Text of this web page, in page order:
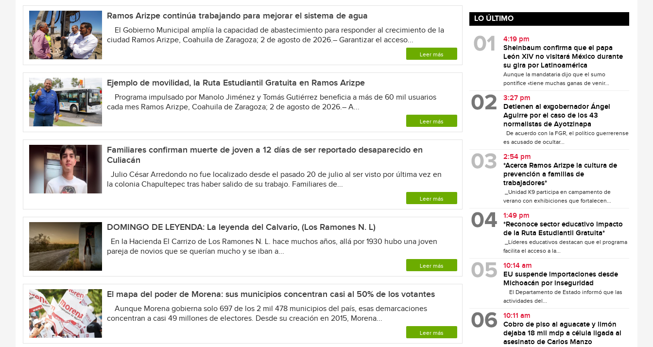
Ramos Arizpe continúa trabajando para mejorar el sistema de agua
El Gobierno Municipal amplía la capacidad de abastecimiento para responder al crecimiento de la
ciudad Ramos Arizpe, Coahuila de Zaragoza; 2 de agosto de 2026.– Garantizar el acceso...
Leer más
Ejemplo de movilidad, la Ruta Estudiantil Gratuita en Ramos Arizpe
Programa impulsado por Manolo Jiménez y Tomás Gutiérrez beneficia a más de 60 mil usuarios
cada mes Ramos Arizpe, Coahuila de Zaragoza; 2 de agosto de 2026.– A...
Leer más
Familiares confirman muerte de joven a 12 días de ser reportado desaparecido en
Culiacán
Julio César Arredondo no fue localizado desde el pasado 20 de julio al ser visto por última vez en
la colonia Chapultepec tras haber salido de su trabajo. Familiares de...
Leer más
DOMINGO DE LEYENDA: La leyenda del Calvario, (Los Ramones N. L)
En la Hacienda El Carrizo de Los Ramones N. L. hace muchos años, allá por 1930 hubo una joven
pareja de novios que se querían mucho y se iban a...
Leer más
El mapa del poder de Morena: sus municipios concentran casi al 50% de los votantes
Aunque Morena gobierna solo 697 de los 2 mil 478 municipios del país, esas demarcaciones
concentran a casi 49 millones de electores. Desde su creación en 2015, Morena...
Leer más
LO ÚLTIMO
4:19 pm
Sheinbaum confirma que el papa
León XIV no visitará México durante
su gira por Latinoamérica
Aunque la mandataria dijo que el sumo
pontífice «tiene muchas ganas de venir...
3:27 pm
Detienen al exgobernador Ángel
Aguirre por el caso de los 43
normalistas de Ayotzinapa
De acuerdo con la FGR, el político guerrerense
es acusado de ocultar...
2:54 pm
*Acerca Ramos Arizpe la cultura de
prevención a familias de
trabajadores*
_Unidad K9 participa en campamento de
verano con exhibiciones que fortalecen...
1:49 pm
*Reconoce sector educativo impacto
de la Ruta Estudiantil Gratuita*
_Líderes educativos destacan que el programa
facilita el acceso a la...
10:14 am
EU suspende importaciones desde
Michoacán por inseguridad
El Departamento de Estado informó que las
actividades del...
10:11 am
Cobro de piso al aguacate y limón
dejaba 18 mil mdp a célula ligada al
asesinato de Carlos Manzo